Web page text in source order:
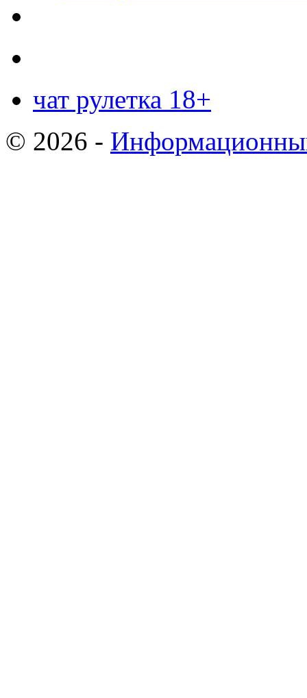
чат рулетка 18+
© 2026 -